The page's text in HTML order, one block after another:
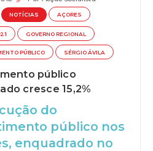
NOTÍCIAS AÇORES
GOVERNO REGIONAL
PÚBLICO SÉRGIO ÁVILA
público
cresce 15,2%
do
público nos
enquadrado no